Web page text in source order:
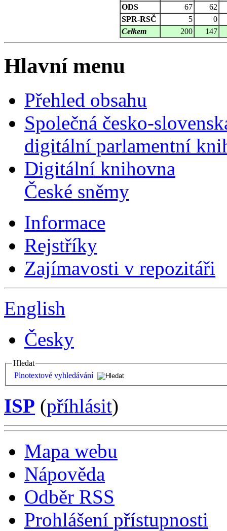
ODS
67
62
SPR-RSČ
5
0
Celkem
200 147
Hlavní menu
Přehled obsahu
Společná česko-
digitální parlamentní
Digitální knihovna
České sněmy
Informace
Rejstříky
Zajímavosti v repozitáři
English
Česky
Hledat
Plnotextové vyhledávání
ISP (příhlásit)
Mapa webu
Nápověda
Odběr RSS
Prohlášení přístupnosti